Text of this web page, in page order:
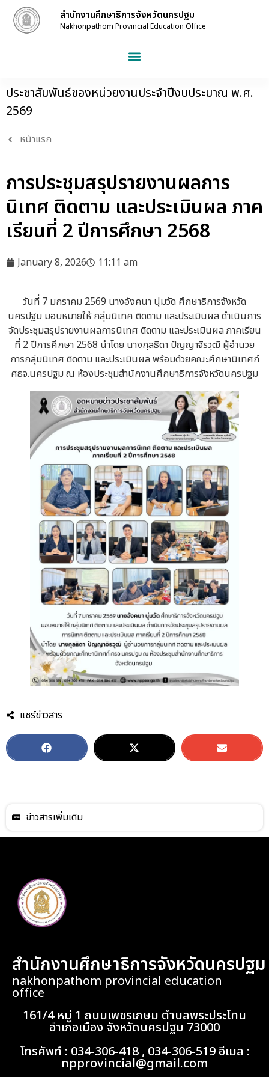
สำนักงานศึกษาธิการจังหวัดนครปฐม
Nakhonpathom Provincial Education Office
ประชาสัมพันธ์ของหน่วยงานประจำปีงบประมาณ พ.ศ.
2569
หน้าแรก
การประชุมสรุปรายงานผลการ
นิเทศ ติดตาม และประเมินผล ภาค
เรียนที่ 2 ปีการศึกษา 2568
January 8, 2026 11:11 am
วันที่ 7 มกราคม 2569 นางอังคนา นุ่มวัด ศึกษาธิการจังหวัด
นครปฐม มอบหมายให้ กลุ่มนิเทศ ติดตาม และประเมินผล ดำเนินการ
จัดประชุมสรุปรายงานผลการนิเทศ ติดตาม และประเมินผล ภาคเรียน
ที่ 2 ปีการศึกษา 2568 นำโดย นางกุลธิดา ปัญญาจิรวุฒิ ผู้อำนวย
การกลุ่มนิเทศ ติดตาม และประเมินผล พร้อมด้วยคณะศึกษานิเทศก์
ศธจ.นครปฐม ณ ห้องประชุมสำนักงานศึกษาธิการจังหวัดนครปฐม
แชร์ข่าวสาร
ข่าวสารเพิ่มเติม
สำนักงานศึกษาธิการจังหวัดนครปฐม
nakhonpathom provincial education
office
161/4 หมู่ 1 ถนนเพชรเกษม ตำบลพระประโทน
อำเภอเมือง จังหวัดนครปฐม 73000
โทรศัพท์ : 034-306-418 , 034-306-519 อีเมล :
npprovincial@gmail.com